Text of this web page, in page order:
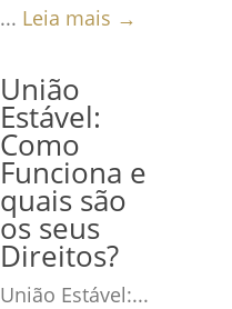
... Leia mais →
União
Estável:
Como
Funciona e
quais são
os seus
Direitos?
União Estável:...